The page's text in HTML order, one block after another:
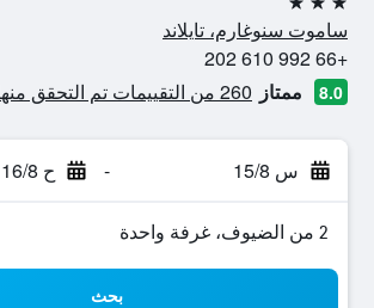
3 نجوم
ساموت سنوغارم، تايلاند
+66 992 610 202
8.0 ممتاز 260 من التقييمات تم التحقق منها
س 15/8 - ح 16/8
2 من الضيوف، غرفة واحدة
بحث